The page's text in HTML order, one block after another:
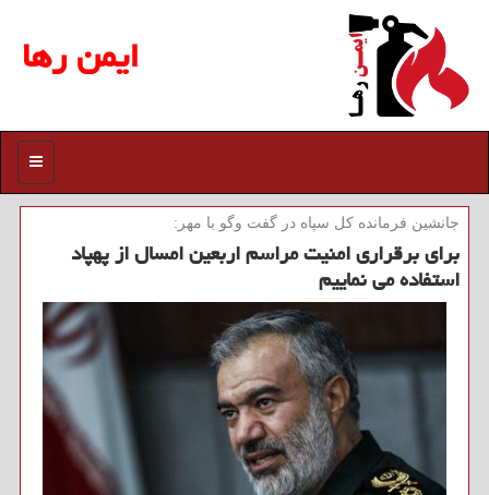
ایمن رها
منو
جانشین فرمانده كل سپاه در گفت وگو با مهر:
برای برقراری امنیت مراسم اربعین امسال از پهپاد
استفاده می نماییم